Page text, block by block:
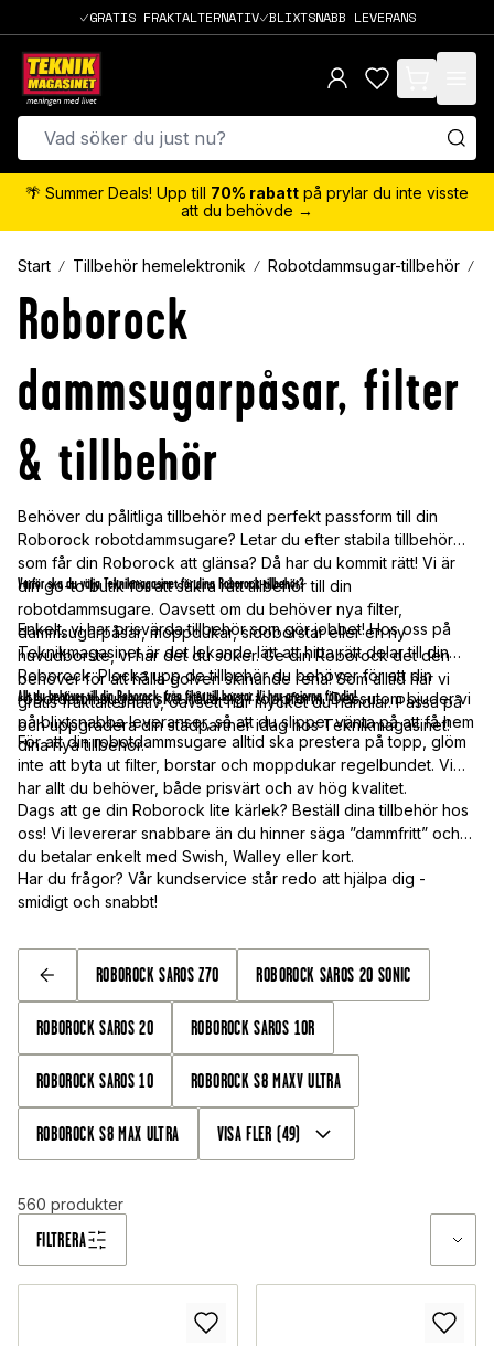
GRATIS FRAKTALTERNATIV BLIXTSNABB LEVERANS
items in cart,
🌴 Summer Deals! Upp till 70% rabatt på prylar du inte visste
att du behövde →
Start Tillbehör hemelektronik Robotdammsugar-tillbehör
Roborock
dammsugarpåsar, filter
& tillbehör
Behöver du pålitliga tillbehör med perfekt passform till din
Roborock robotdammsugare? Letar du efter stabila tillbehör
som får din Roborock att glänsa? Då har du kommit rätt! Vi är
din go-to butik för att säkra rätt tillbehör till din
robotdammsugare. Oavsett om du behöver nya filter,
dammsugarpåsar, moppdukar, sidoborstar eller en ny
huvudborste, vi har det du söker. Ge din Roborock det den
behöver för att hålla golven skinande rena! Som alltid har vi
gratis fraktalternativ, oavsett hur mycket du handlar. Passa på
och uppgradera din städpartner idag hos Teknikmagasinet!
Varför ska du välja Teknikmagasinet för dina Roborock-tillbehör?
Enkelt, vi har prisvärda tillbehör som gör jobbet! Hos oss på
Teknikmagasinet är det lekande lätt att hitta rätt delar till din
Roborock. Plocka upp de tillbehör du behöver för att din
robotdammsugare ska hålla sig i toppform. Dessutom bjuder vi
på blixtsnabba leveranser, så att du slipper vänta på att få hem
dina nya tillbehör.
Allt du behöver till din Roborock, från filter till borstar. Vi har grejerna för dig!
För att din robotdammsugare alltid ska prestera på topp, glöm
inte att byta ut filter, borstar och moppdukar regelbundet. Vi
har allt du behöver, både prisvärt och av hög kvalitet.
Dags att ge din Roborock lite kärlek? Beställ dina tillbehör hos
oss! Vi levererar snabbare än du hinner säga ”dammfritt” och
du betalar enkelt med Swish, Walley eller kort.
Har du frågor? Vår kundservice står redo att hjälpa dig -
smidigt och snabbt!
TILLBAKA
ROBOROCK SAROS Z70 ROBOROCK SAROS 20 SONIC
ROBOROCK SAROS 20 ROBOROCK SAROS 10R
ROBOROCK SAROS 10 ROBOROCK S8 MAXV ULTRA
ROBOROCK S8 MAX ULTRA VISA FLER (49)
FILTRERA
560 produkter